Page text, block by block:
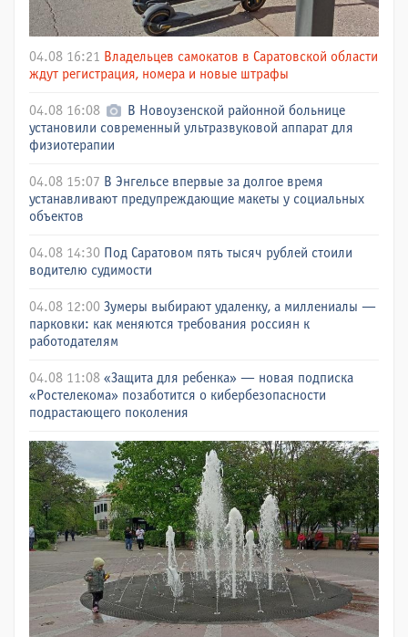
04.08 16:21 Владельцев самокатов в Саратовской области
ждут регистрация, номера и новые штрафы
04.08 16:08
В Новоузенской районной больнице
установили современный ультразвуковой аппарат для
физиотерапии
04.08 15:07 В Энгельсе впервые за долгое время
устанавливают предупреждающие макеты у социальных
объектов
04.08 14:30 Под Саратовом пять тысяч рублей стоили
водителю судимости
04.08 12:00 Зумеры выбирают удаленку, а миллениалы —
парковки: как меняются требования россиян к
работодателям
04.08 11:08 «Защита для ребенка» — новая подписка
«Ростелекома» позаботится о кибербезопасности
подрастающего поколения